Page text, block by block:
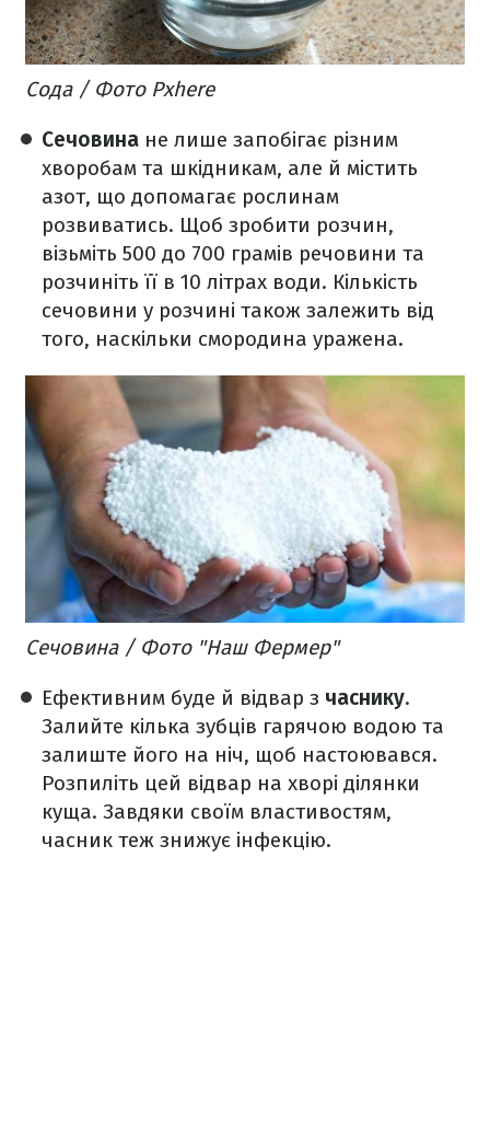
Сода / Фото Pxhere
Сечовина не лише запобігає різним
хворобам та шкідникам, але й містить
азот, що допомагає рослинам
розвиватись. Щоб зробити розчин,
візьміть 500 до 700 грамів речовини та
розчиніть її в 10 літрах води. Кількість
сечовини у розчині також залежить від
того, наскільки смородина уражена.
Сечовина / Фото "Наш Фермер"
Ефективним буде й відвар з часнику.
Залийте кілька зубців гарячою водою та
залиште його на ніч, щоб настоювався.
Розпиліть цей відвар на хворі ділянки
куща. Завдяки своїм властивостям,
часник теж знижує інфекцію.